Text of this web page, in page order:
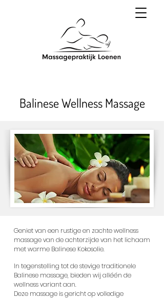
Balinese Wellness Massage
Geniet van een rustige en zachte wellness
massage van de achterzijde van het lichaam
metwarme Balinese Kokosolie.
In tegenstelling tot de stevige traditionele
Balinese massage, bieden wij alléén de
wellness variant aan.
Deze massage is gericht op volledige